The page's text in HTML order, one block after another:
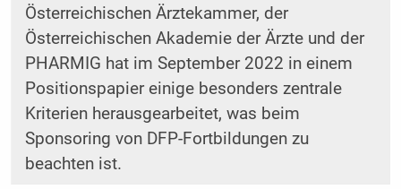
Österreichischen Ärztekammer, der
Österreichischen Akademie der Ärzte und der
PHARMIG hat im September 2022 in einem
Positionspapier einige besonders zentrale
Kriterien herausgearbeitet, was beim
Sponsoring von DFP-Fortbildungen zu
beachten ist.